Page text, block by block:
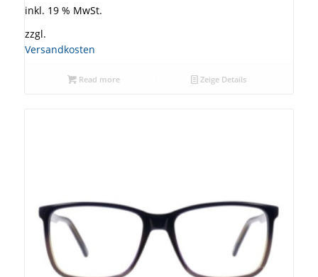
inkl. 19 % MwSt.
zzgl.
Versandkosten
Read more Zeige Details